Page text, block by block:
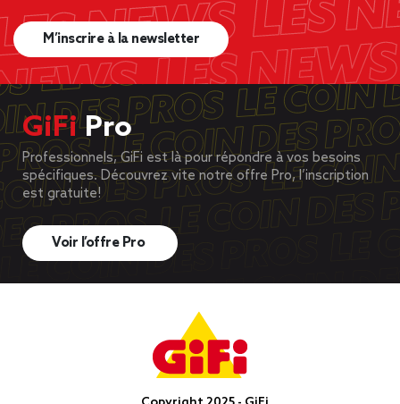
M’inscrire à la newsletter
GiFiPro
Professionnels, GiFi est là pour répondre à vos besoins
spécifiques. Découvrez vite notre offre Pro, l’inscription
est gratuite!
Voir l’offre Pro